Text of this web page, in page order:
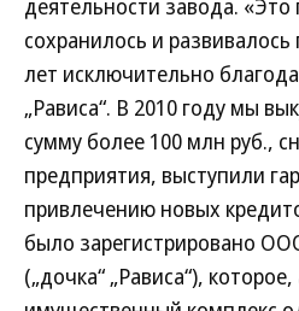
деятельности завода.
сохранилось и
лет исключительно
„Рависа“. В 2010 году мы
сумму более 100 млн руб.,
предприятия, выступили
привлечению новых
было зарегистрировано
(„дочка“ „Рависа“),